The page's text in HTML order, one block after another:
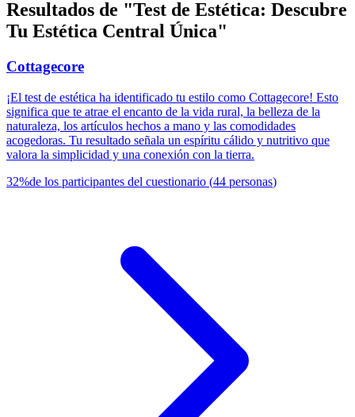
Resultados de "Test de Estética: Descubre
Tu Estética Central Única"
Cottagecore
¡El test de estética ha identificado tu estilo como Cottagecore! Esto
significa que te atrae el encanto de la vida rural, la belleza de la
naturaleza, los artículos hechos a mano y las comodidades
acogedoras. Tu resultado señala un espíritu cálido y nutritivo que
valora la simplicidad y una conexión con la tierra.
32%de los participantes del cuestionario (44 personas)